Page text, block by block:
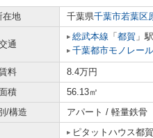
在地 千葉県千葉市若葉区
通
総武本線 「 都賀 」
千葉都市モノレール
料 8.4万円
積
56.13㎡
/構造
アパート / 軽量鉄骨
ピタットハウス都